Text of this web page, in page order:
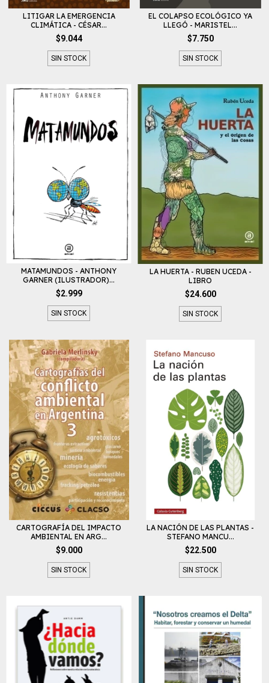
LITIGAR LA EMERGENCIA
CLIMÁTICA - CÉSAR...
$9.044
SIN STOCK
EL COLAPSO ECOLÓGICO YA
LLEGÓ - MARISTEL...
$7.750
SIN STOCK
MATAMUNDOS - ANTHONY
GARNER (ILUSTRADOR)...
$2.999
SIN STOCK
LA HUERTA - RUBEN UCEDA -
LIBRO
$24.600
SIN STOCK
CARTOGRAFÍA DEL IMPACTO
AMBIENTAL EN ARG...
$9.000
SIN STOCK
LA NACIÓN DE LAS PLANTAS -
STEFANO MANCU...
$22.500
SIN STOCK